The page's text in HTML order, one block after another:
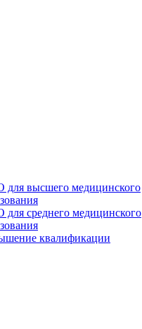
высшего медицинского
среднего медицинского
квалификации